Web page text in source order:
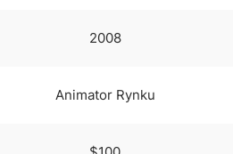
2008
Animator Rynku